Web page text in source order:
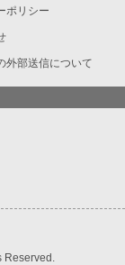
ポリシー
外部送信について
Reserved.